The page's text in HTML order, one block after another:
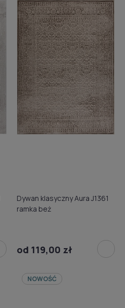
Dywan klasyczny Aura J1361
ramka beż
od 119,00 zł
NOWOŚĆ